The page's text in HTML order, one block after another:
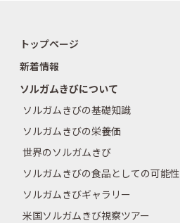
トップページ
新着情報
ソルガムきびについて
ソルガムきびの基礎知識
ソルガムきびの栄養価
世界のソルガムきび
ソルガムきびの食品としての可能性
ソルガムきびギャラリー
米国ソルガムきび視察ツアー